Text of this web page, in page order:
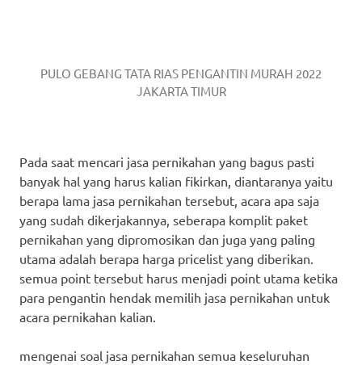
PULO GEBANG TATA RIAS PENGANTIN MURAH 2022
JAKARTA TIMUR
Pada saat mencari jasa pernikahan yang bagus pasti
banyak hal yang harus kalian fikirkan, diantaranya yaitu
berapa lama jasa pernikahan tersebut, acara apa saja
yang sudah dikerjakannya, seberapa komplit paket
pernikahan yang dipromosikan dan juga yang paling
utama adalah berapa harga pricelist yang diberikan.
semua point tersebut harus menjadi point utama ketika
para pengantin hendak memilih jasa pernikahan untuk
acara pernikahan kalian.
mengenai soal jasa pernikahan semua keseluruhan